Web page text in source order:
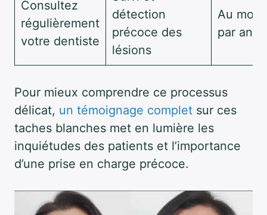
Consultez
régulièrement
votre dentiste
détection
précoce des
lésions
Au
par an
Pour mieux comprendre ce processus
délicat, un témoignage complet sur ces
taches blanches met en lumière les
inquiétudes des patients et l’importance
d’une prise en charge précoce.